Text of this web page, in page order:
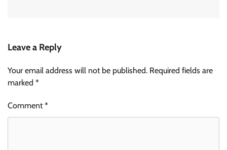
Leave a Reply
Your email address will not be published. Required fields are
marked *
Comment*